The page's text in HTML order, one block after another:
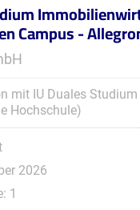
Campus -
mit IU Duales Studium
Hochschule)
2026
1